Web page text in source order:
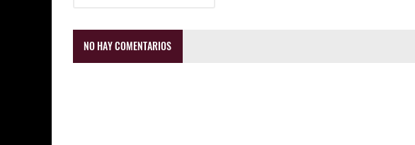
NO HAY COMENTARIOS